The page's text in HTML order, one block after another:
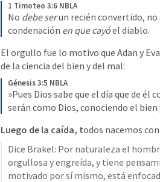
1 Timoteo 3:6 NBLA
No debe ser un recién convertido, no
condenación en que cayó el diablo.
El orgullo fue lo motivo que Adan y
de la ciencia del bien y del mal:
Génesis 3:5 NBLA
»Pues Dios sabe que el día que de él
serán como Dios, conociendo el bien
Luego de la caída, todos nacemos
Dice Brakel: Por naturaleza el
orgullosa y engreída, y tiene
motivado por sí mismo, está